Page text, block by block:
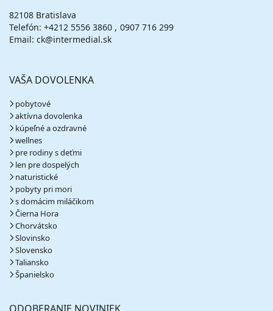
82108 Bratislava
Telefón: +4212 5556 3860
0907 716 299
Email: ck@intermedial.sk
VAŠA DOVOLENKA
pobytové
aktívna dovolenka
kúpeľné a ozdravné
wellnes
pre rodiny s deťmi
len pre dospelých
naturistické
pobyty pri mori
s domácim miláčikom
Čierna Hora
Chorvátsko
Slovinsko
Slovensko
Taliansko
Španielsko